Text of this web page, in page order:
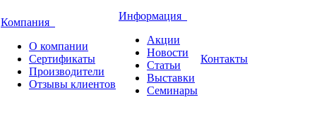
Компания
О компании
Сертификаты
Производители
Отзывы клиентов
Информация
Акции
Новости
Статьи
Выставки
Семинары
Контакты